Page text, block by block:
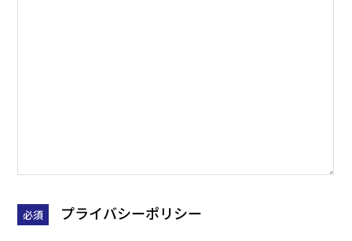
必須 プライバシーポリシー